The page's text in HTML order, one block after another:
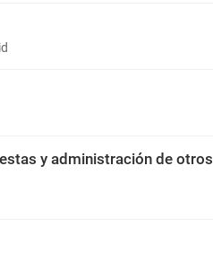
y administración de otros